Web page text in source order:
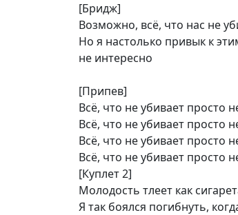
[Бридж]
Возможно, всё, что нас не
Но я настолько привык к
не интересно
[Припев]
Всё, что не убивает просто
Всё, что не убивает просто
Всё, что не убивает просто
Всё, что не убивает просто
[Куплет 2]
Молодость тлеет как
Я так боялся погибнуть,